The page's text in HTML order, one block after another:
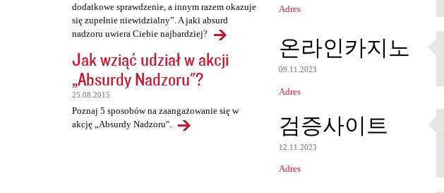
dodatkowe sprawdzenie, a innym razem okazuje
się zupełnie niewidzialny”. A jaki absurd
nadzoru uwiera Ciebie najbardziej?
Jak wziąć udział w akcji
„Absurdy Nadzoru"?
25.08.2015
Poznaj 5 sposobów na zaangażowanie się w
akcję „Absurdy Nadzoru".
Adres
온라인카지노
09.11.2023
Adres
검증사이트
12.11.2023
Adres